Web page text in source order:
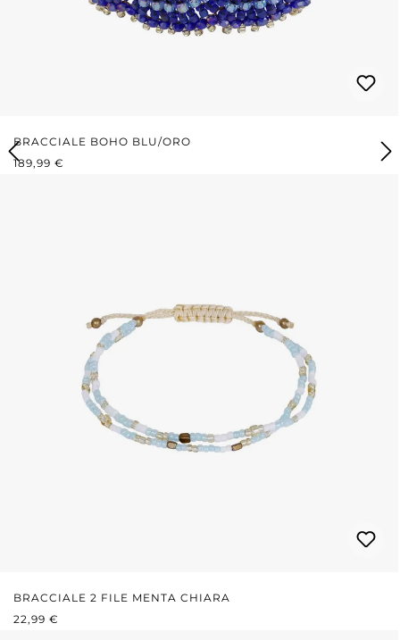
BRACCIALE BOHO BLU/ORO
PREZZO NORMALE:
189,99 €
BRACCIALE 2 FILE MENTA CHIARA
PREZZO NORMALE:
22,99 €